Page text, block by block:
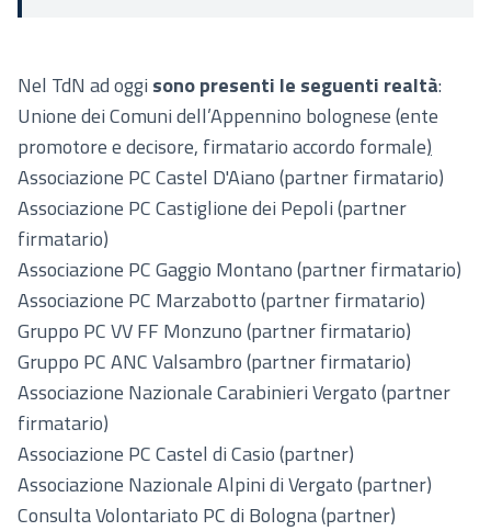
Nel TdN ad oggi sono presenti le seguenti realtà:
Unione dei Comuni dell’Appennino bolognese (ente
promotore e decisore, firmatario accordo formale)
Associazione PC Castel D'Aiano (partner firmatario)
Associazione PC Castiglione dei Pepoli (partner
firmatario)
Associazione PC Gaggio Montano (partner firmatario)
Associazione PC Marzabotto (partner firmatario)
Gruppo PC VV FF Monzuno (partner firmatario)
Gruppo PC ANC Valsambro (partner firmatario)
Associazione Nazionale Carabinieri Vergato (partner
firmatario)
Associazione PC Castel di Casio (partner)
Associazione Nazionale Alpini di Vergato (partner)
Consulta Volontariato PC di Bologna (partner)